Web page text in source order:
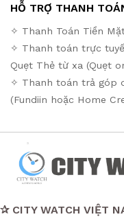
HỖ TRỢ THANH
✧ Thanh Toán Tiền
✧ Thanh toán trực
Quẹt Thẻ từ xa (Quẹt
✧ Thanh toán trả góp
(Fundiin hoặc Home
✰ CITY WATCH VIỆT